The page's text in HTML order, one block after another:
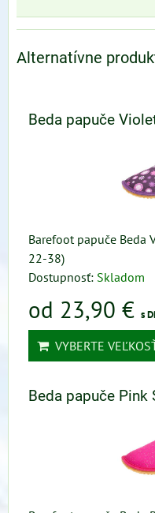
Alternatívne
Beda papuče
Barefoot papuče Beda
22-38)
Dostupnosť: Skladom
od 23,90 € s
VYBERTE
Beda papuče Pink